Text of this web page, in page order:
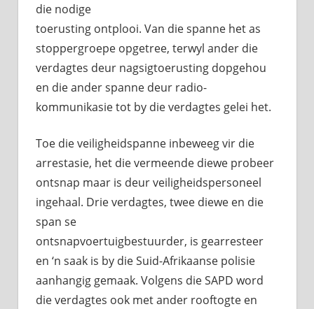
die nodige
toerusting ontplooi. Van die spanne het as
stoppergroepe opgetree, terwyl ander die
verdagtes deur nagsigtoerusting dopgehou
en die ander spanne deur radio-
kommunikasie tot by die verdagtes gelei het.
Toe die veiligheidspanne inbeweeg vir die
arrestasie, het die vermeende diewe probeer
ontsnap maar is deur veiligheidspersoneel
ingehaal. Drie verdagtes, twee diewe en die
span se
ontsnapvoertuigbestuurder, is gearresteer
en ‘n saak is by die Suid-Afrikaanse polisie
aanhangig gemaak. Volgens die SAPD word
die verdagtes ook met ander rooftogte en